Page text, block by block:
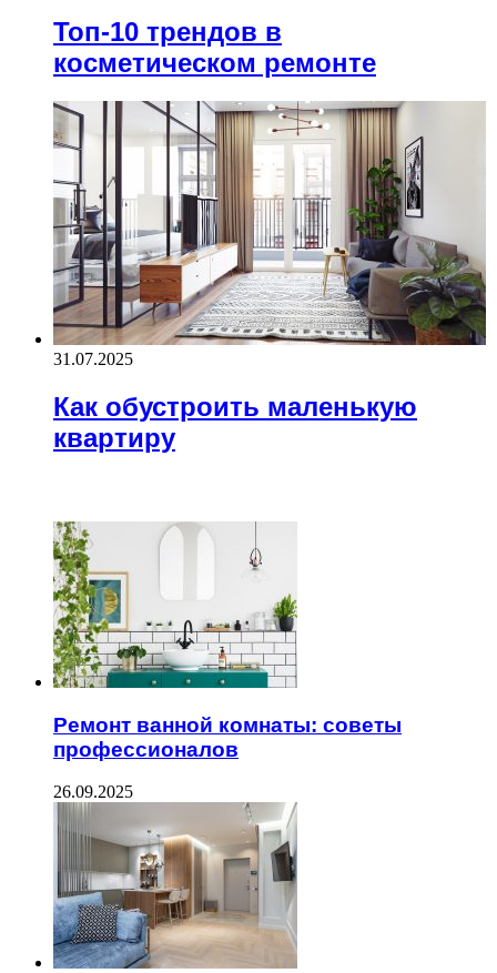
Топ-10 трендов в
косметическом ремонте
31.07.2025
Как обустроить маленькую
квартиру
Ремонт ванной комнаты: советы
профессионалов
26.09.2025